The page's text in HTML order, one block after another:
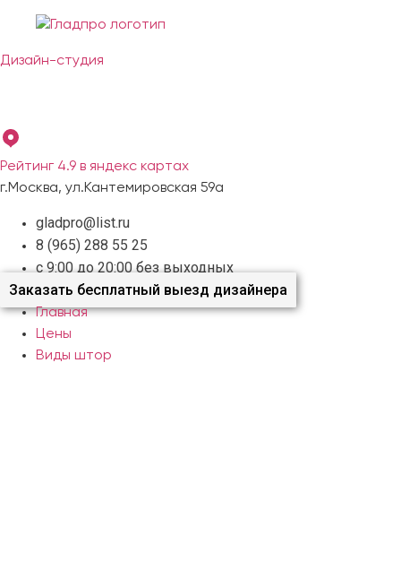
содержимому
Дизайн-студия
Рейтинг 4.9 в яндекс картах
г.Москва, ул.Кантемировская 59а
gladpro@list.ru
8 (965) 288 55 25
с 9:00 до 20:00 без выходных
Заказать бесплатный выезд дизайнера
Главная
Цены
Виды штор